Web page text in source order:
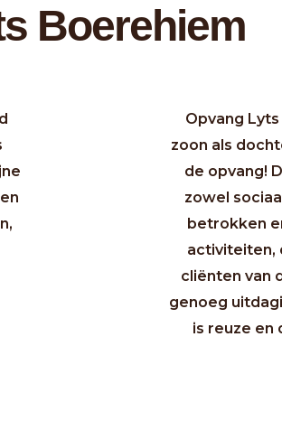
Boerehiem
Opvang
zoon als
de opvang!
zowel
betrokken
activiteiten,
cliënten van
genoeg
is reuze